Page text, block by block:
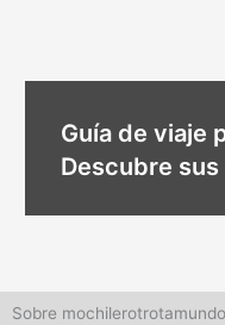
Guía de viaje
Descubre
Sobre